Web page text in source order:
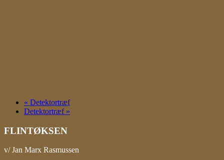
« Detektortræf
Detektortræf »
FLINTØKSEN
v/ Jan Marx Rasmussen